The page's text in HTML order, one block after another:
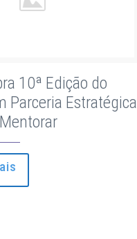
10ª Edição do
Parceria Estratégica